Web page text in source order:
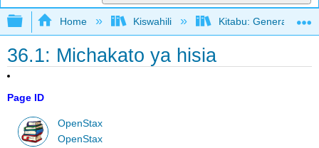
Expand/collapse global hierarchy
Home Kiswahili Kitabu: General
36.1: Michakato ya hisia
Page ID
OpenStax
OpenStax